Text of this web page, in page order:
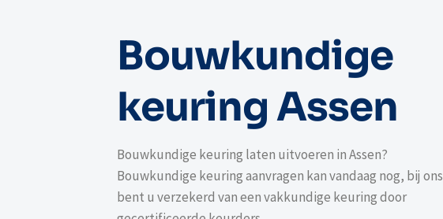
Bouwkundige
keuring Assen
Bouwkundige keuring laten uitvoeren in Assen?
Bouwkundige keuring aanvragen kan vandaag nog, bij ons
bent u verzekerd van een vakkundige keuring door